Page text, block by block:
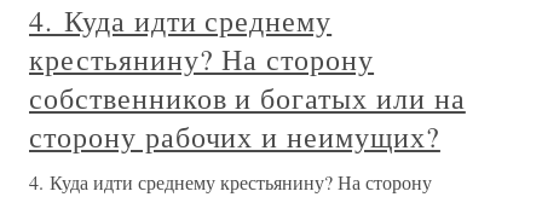
4. Куда идти среднему
крестьянину? На сторону
собственников и богатых или на
сторону рабочих и неимущих?
4. Куда идти среднему крестьянину? На сторону